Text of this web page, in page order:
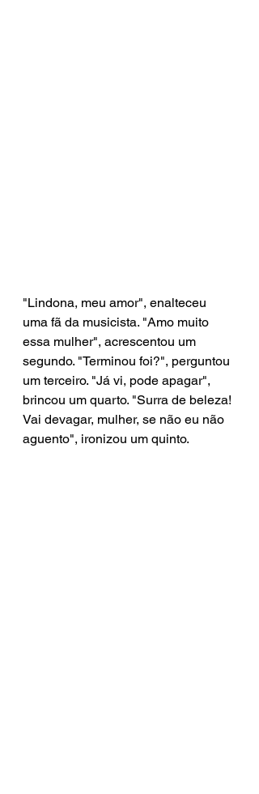
"Lindona, meu amor", enalteceu
uma fã da musicista. "Amo muito
essa mulher", acrescentou um
segundo. "Terminou foi?", perguntou
um terceiro. "Já vi, pode apagar",
brincou um quarto. "Surra de beleza!
Vai devagar, mulher, se não eu não
aguento", ironizou um quinto.